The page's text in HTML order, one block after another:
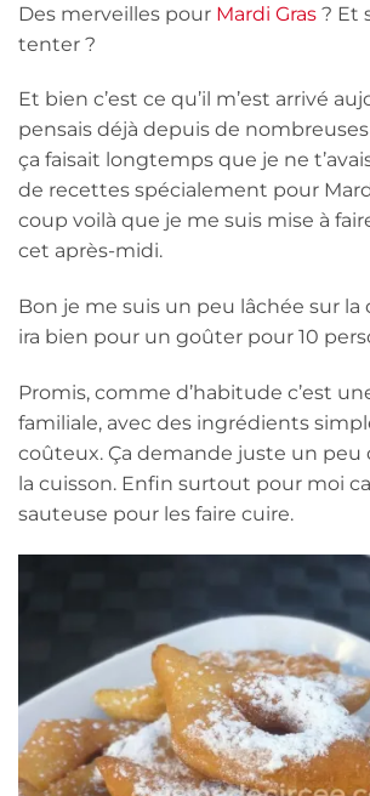
Des merveilles pour Mardi Gras ? Et
tenter ?
Et bien c’est ce qu’il m’est arrivé
pensais déjà depuis de
ça faisait longtemps que je ne
de recettes spécialement pour
coup voilà que je me suis mise à
cet après-midi.
Bon je me suis un peu lâchée sur la
ira bien pour un goûter pour 10
Promis, comme d’habitude c’est
familiale, avec des ingrédients
coûteux. Ça demande juste un
la cuisson. Enfin surtout pour moi
sauteuse pour les faire cuire.